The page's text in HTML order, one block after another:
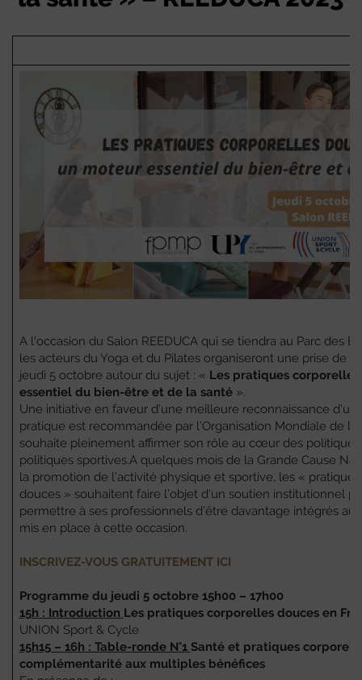
A l’occasion du Salon REEDUCA qui se tiendra au Parc des
les acteurs du Yoga et du Pilates organiseront une prise de
jeudi 5 octobre autour du sujet : « Les pratiques
essentiel du bien-être et de la santé ».
Une initiative en faveur d’une meilleure reconnaissance
pratique est recommandée par l’Organisation Mondiale de la
souhaite pleinement affirmer son rôle au cœur des
politiques sportives.A quelques mois de la Grande Cause
la promotion de l’activité physique et sportive, les «
douces » souhaitent faire l’objet d’un soutien institutionnel
permettre à ses professionnels d’être davantage intégrés au
mis en place à cette occasion.
INSCRIVEZ-VOUS GRATUITEMENT ICI
Programme du jeudi 5 octobre 15h00 – 17h00
15h : Introduction Les pratiques corporelles douces en
UNION Sport & Cycle
15h15 – 16h : Table-ronde N°1 Santé et pratiques
complémentarité aux multiples bénéfices